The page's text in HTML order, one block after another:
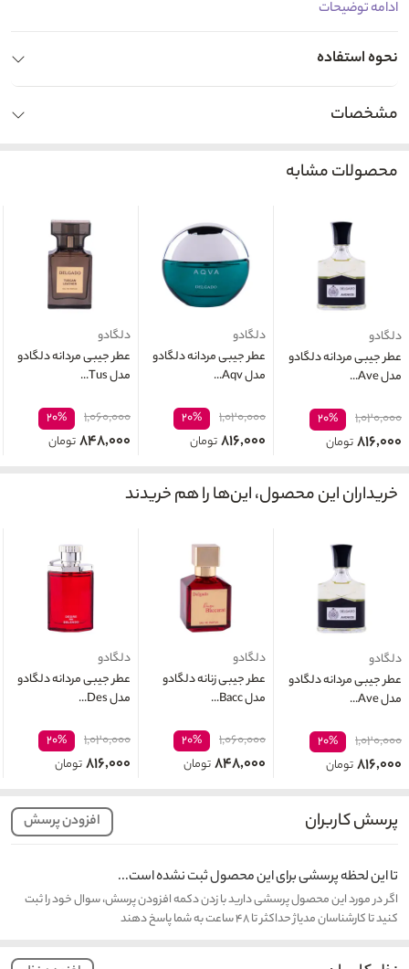
ادامه توضیحات
نحوه استفاده
مشخصات
محصولات مشابه
دلگادو
عطر جیبی مردانه دلگادو
مدل Ave...
۱,۰۲۰,۰۰۰ ۲۰%
۸۱۶,۰۰۰تومان
دلگادو
عطر جیبی مردانه دلگادو
مدل Aqv...
۱,۰۲۰,۰۰۰ ۲۰%
۸۱۶,۰۰۰تومان
دلگادو
عطر جیبی مردانه دلگادو
مدل Tus...
۱,۰۶۰,۰۰۰ ۲۰%
۸۴۸,۰۰۰تومان
خریداران این محصول، این‌ها را هم خریدند
دلگادو
عطر جیبی مردانه دلگادو
مدل Ave...
۱,۰۲۰,۰۰۰ ۲۰%
۸۱۶,۰۰۰تومان
دلگادو
عطر جیبی زنانه دلگادو
مدل Bacc...
۱,۰۶۰,۰۰۰ ۲۰%
۸۴۸,۰۰۰تومان
دلگادو
عطر جیبی مردانه دلگادو
مدل Des...
۱,۰۲۰,۰۰۰ ۲۰%
۸۱۶,۰۰۰تومان
پرسش کاربران افزودن پرسش
تا این لحظه پرسشی برای این محصول ثبت نشده است...
اگر در مورد این محصول پرسشی دارید با زدن دکمه افزودن پرسش، سوال خود را ثبت
کنید تا کارشناسان مدیاژ حداکثر تا ۴۸ ساعت به شما پاسخ دهند